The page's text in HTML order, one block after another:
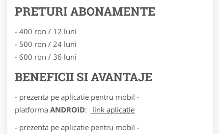
PRETURI ABONAMENTE
- 400 ron / 12 luni
- 500 ron / 24 luni
- 600 ron / 36 luni
BENEFICII SI AVANTAJE
- prezenta pe aplicatie pentru mobil -
platforma ANDROID:
link aplicatie
- prezenta pe aplicatie pentru mobil -